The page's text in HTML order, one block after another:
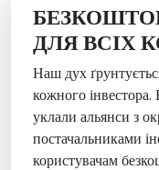
ДЛЯ ВСІХ
Наш дух
кожного інвестора.
уклали альянси з
постачальниками
користувачам